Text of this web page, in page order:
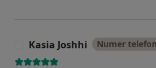
Kasia Joshhi Numer